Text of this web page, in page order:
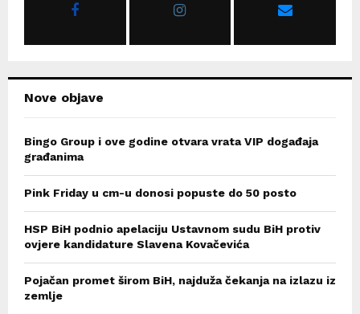
Nove objave
Bingo Group i ove godine otvara vrata VIP događaja
građanima
Pink Friday u cm-u donosi popuste do 50 posto
HSP BiH podnio apelaciju Ustavnom sudu BiH protiv
ovjere kandidature Slavena Kovačevića
Pojačan promet širom BiH, najduža čekanja na izlazu iz
zemlje